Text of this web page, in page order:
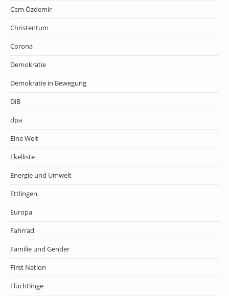
Cem Özdemir
Christentum
Corona
Demokratie
Demokratie in Bewegung
DiB
dpa
Eine Welt
Ekelliste
Energie und Umwelt
Ettlingen
Europa
Fahrrad
Familie und Gender
First Nation
Flüchtlinge